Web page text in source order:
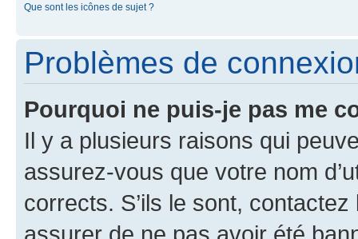
Que sont les icônes de sujet ?
Problèmes de
Pourquoi ne puis-je pas me
Il y a plusieurs raisons qui
assurez-vous que votre nom
corrects. S’ils le sont,
assurer de ne pas avoir été